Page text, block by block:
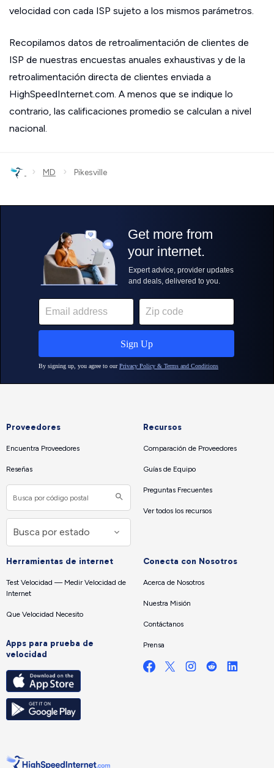
velocidad con cada ISP sujeto a los mismos parámetros.
Recopilamos datos de retroalimentación de clientes de
ISP de nuestras encuestas anuales exhaustivas y de la
retroalimentación directa de clientes enviada a
HighSpeedInternet.com. A menos que se indique lo
contrario, las calificaciones promedio se calculan a nivel
nacional.
› MD › Pikesville
Proveedores
Encuentra Proveedores
Reseñas
Recursos
Comparación de Proveedores
Guías de Equipo
Preguntas Frecuentes
Ver todos los recursos
Herramientas de internet
Test Velocidad — Medir Velocidad de
Internet
Que Velocidad Necesito
Apps para prueba de
velocidad
Conecta con Nosotros
Acerca de Nosotros
Nuestra Misión
Contáctanos
Prensa